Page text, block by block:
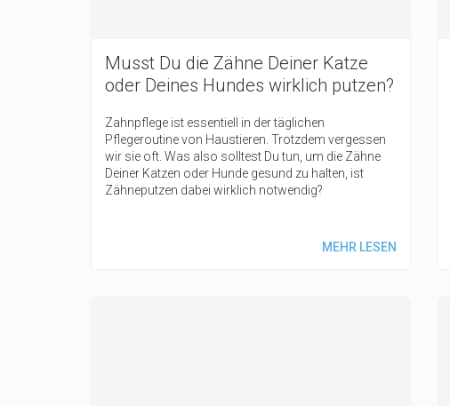
Musst Du die Zähne Deiner Katze
oder Deines Hundes wirklich putzen?
Zahnpflege ist essentiell in der täglichen
Pflegeroutine von Haustieren. Trotzdem vergessen
wir sie oft. Was also solltest Du tun, um die Zähne
Deiner Katzen oder Hunde gesund zu halten, ist
Zähneputzen dabei wirklich notwendig?
MEHR LESEN